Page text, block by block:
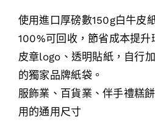
使用進口厚磅數150g白牛皮
100%可回收，節省成本提升
皮章logo、透明貼紙，自行
的獨家品牌紙袋。
服飾業、百貨業、伴手禮糕
用的通用尺寸